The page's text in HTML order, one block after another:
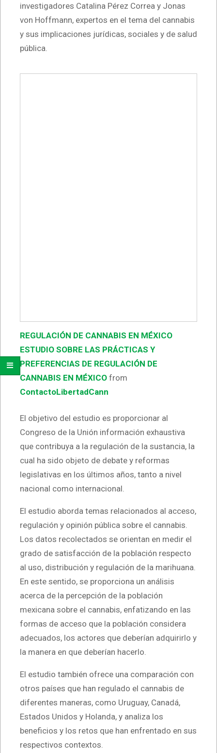
investigadores Catalina Pérez Correa y Jonas
von Hoffmann, expertos en el tema del cannabis
y sus implicaciones jurídicas, sociales y de salud
pública.
REGULACIÓN DE CANNABIS EN MÉXICO
ESTUDIO SOBRE LAS PRÁCTICAS Y
PREFERENCIAS DE REGULACIÓN DE
CANNABIS EN MÉXICO from
ContactoLibertadCann
El objetivo del estudio es proporcionar al
Congreso de la Unión información exhaustiva
que contribuya a la regulación de la sustancia, la
cual ha sido objeto de debate y reformas
legislativas en los últimos años, tanto a nivel
nacional como internacional.
El estudio aborda temas relacionados al acceso,
regulación y opinión pública sobre el cannabis.
Los datos recolectados se orientan en medir el
grado de satisfacción de la población respecto
al uso, distribución y regulación de la marihuana.
En este sentido, se proporciona un análisis
acerca de la percepción de la población
mexicana sobre el cannabis, enfatizando en las
formas de acceso que la población considera
adecuados, los actores que deberían adquirirlo y
la manera en que deberían hacerlo.
El estudio también ofrece una comparación con
otros países que han regulado el cannabis de
diferentes maneras, como Uruguay, Canadá,
Estados Unidos y Holanda, y analiza los
beneficios y los retos que han enfrentado en sus
respectivos contextos.